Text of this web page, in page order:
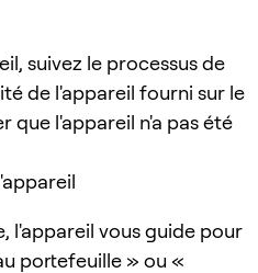
suivez le processus de
de l'appareil fourni sur le
que l'appareil n'a pas été
l'appareil vous guide pour
portefeuille » ou «